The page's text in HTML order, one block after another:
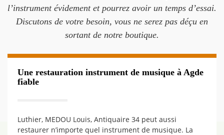
l’instrument évidement et pourrez avoir un temps d’essai.
Discutons de votre besoin, vous ne serez pas déçu en
sortant de notre boutique.
Une restauration instrument de musique à Agde
fiable
Luthier, MEDOU Louis, Antiquaire 34 peut aussi
restaurer n’importe quel instrument de musique. La